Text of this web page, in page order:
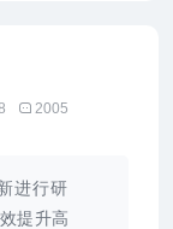
2005
进行研
提升高